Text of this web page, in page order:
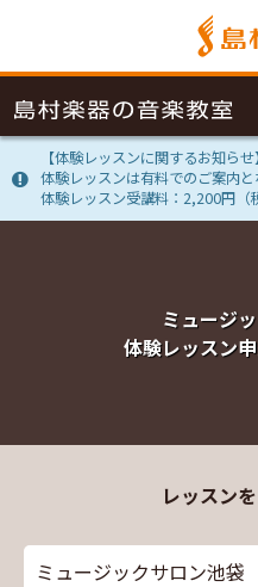
【体験レッスンに関するお知らせ】
体験レッスンは有料でのご案内と
体験レッスン受講料：2,200円（
ミュージ
体験レッスン
レッスン
ミュージックサロン池袋